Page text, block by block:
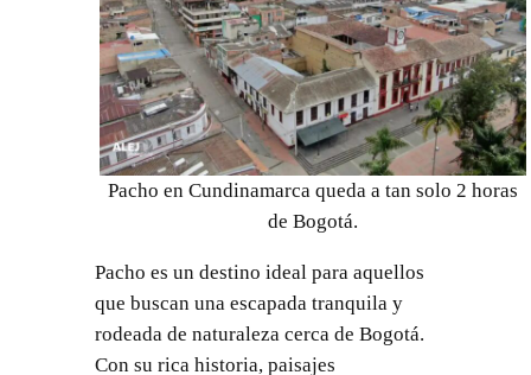
Pacho en Cundinamarca queda a tan solo 2 horas
de Bogotá.
Pacho es un destino ideal para aquellos
que buscan una escapada tranquila y
rodeada de naturaleza cerca de Bogotá.
Con su rica historia, paisajes